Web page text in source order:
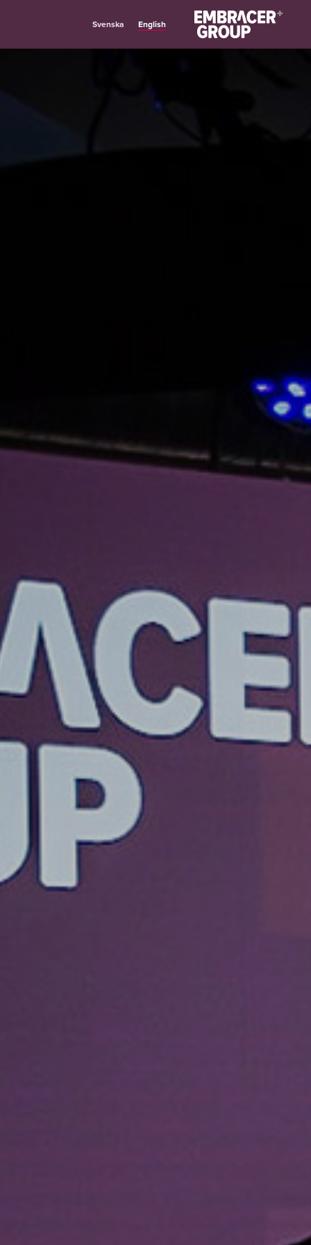
Svenska English